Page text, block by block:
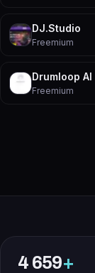
DJ.Studio
Freemium
Drumloop AI
Freemium
4 659+